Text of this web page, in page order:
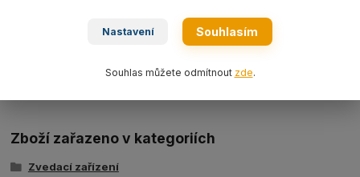
Zboží zařazeno v kategoriích
Zvedací zařízení
Nastavení Souhlasím
Souhlas můžete odmítnout zde.